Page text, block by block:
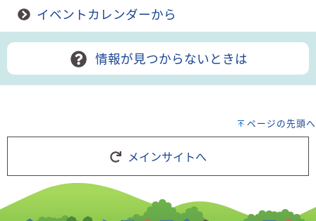
イベントカレンダーから
情報が見つからないときは
ページの先頭へ
メインサイトへ